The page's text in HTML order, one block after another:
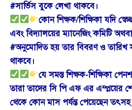
#সার্ভিস বুকে লেখা থাকবে।
কোন শিক্ষক/শিক্ষিকা যদি
এবং বিদ্যালয়ের ম্যানেজিং কমিটি
#অনুমোদিত হয় তার বিবরণ ও তারিখ
থাকবে।
যে সমস্ত শিক্ষক-শিক্ষিকা
তারা তাদের সি পি এফ এর এম্প্লয়ের
থেকে কোন মাস পর্যন্ত পেয়েছেন